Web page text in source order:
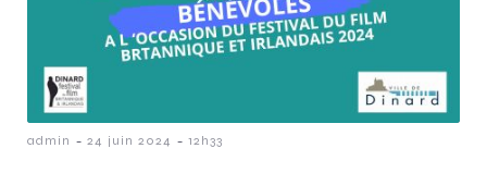
admin - 24 juin 2024 - 12h33